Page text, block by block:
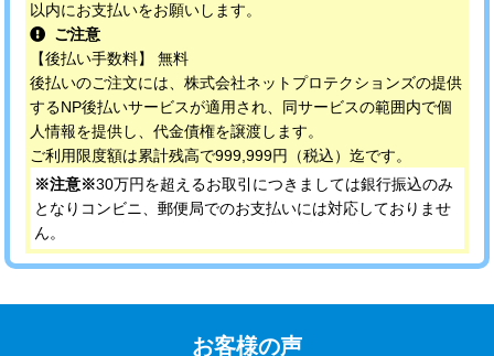
以内にお支払いをお願いします。
ご注意
【後払い手数料】 無料
後払いのご注文には、株式会社ネットプロテクションズの提供
するNP後払いサービスが適用され、同サービスの範囲内で個
人情報を提供し、代金債権を譲渡します。
ご利用限度額は累計残高で999,999円（税込）迄です。
※注意※30万円を超えるお取引につきましては銀行振込のみ
となりコンビニ、郵便局でのお支払いには対応しておりませ
ん。
お客様の声